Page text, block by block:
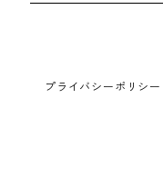
Beltプライバシーポリシー